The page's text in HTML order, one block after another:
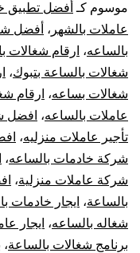
موسوم كـ أفضل تطبيق
عاملات بالشهر ، أفضل
بالساعه، ارقام شغالات
شغالات بالساعة بتبوك،
شغالات بساعه، ارقام
عاملات بالساعه، افضل
تأجير عاملات منزليه،
شركة خادمات بالساعه،
شركة عاملات منزلية،
بالساعة، ايجار خادمات
شغاله بالساعه، ايجار
برنامج شغالات بالساعة،